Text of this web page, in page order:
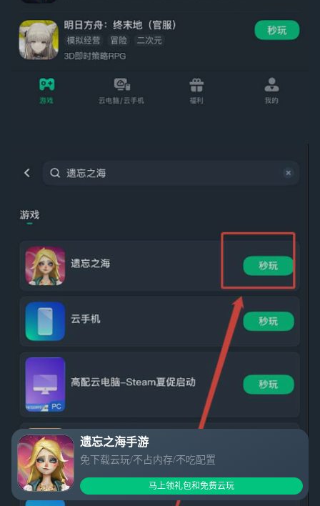
遗忘之海手游
免下载云玩/不占内存/不吃配置
马上领礼包和免费云玩